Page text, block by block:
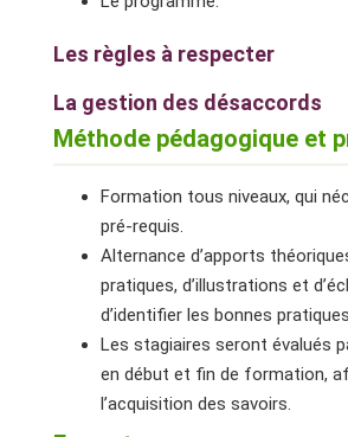
Les règles à respecter
La gestion des désaccords
Méthode pédagogique et
Formation tous niveaux, qui
pré-requis.
Alternance d’apports
pratiques, d’illustrations et
d’identifier les bonnes
Les stagiaires seront évalués
en début et fin de formation,
l’acquisition des savoirs.